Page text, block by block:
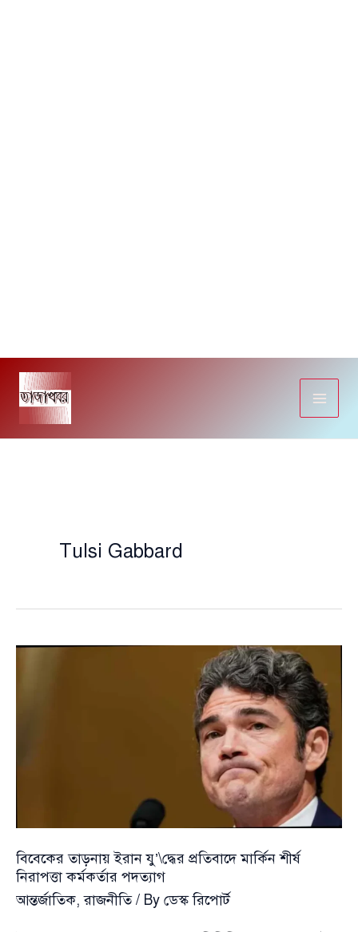
Skip
content
Tulsi Gabbard
বিবেকের তাড়নায় ইরান যু’\দ্ধের প্রতিবাদে মার্কিন শীর্ষ
নিরাপত্তা কর্মকর্তার পদত্যাগ
আন্তর্জাতিক,রাজনীতি/ By ডেস্ক রিপোর্ট